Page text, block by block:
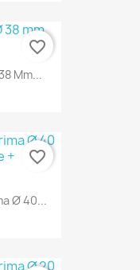
Mm...
favorite_border
Ø 40...
favorite_border